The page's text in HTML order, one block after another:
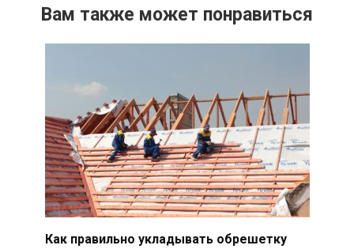
Вам также может понравиться
Как правильно укладывать обрешетку